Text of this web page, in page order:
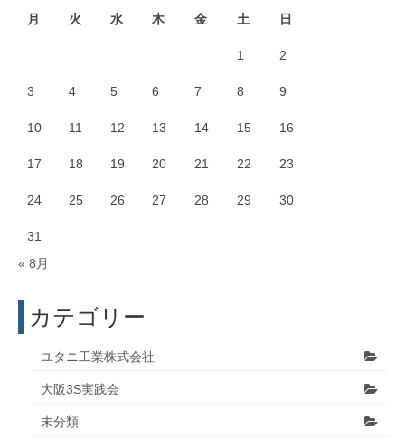
月
火 水 木 金 土 日
1 2
3 4 5 6 7 8 9
10 11 12 13 14 15 16
17 18 19 20 21 22 23
24 25 26 27 28 29 30
31
« 8月
カテゴリー
ユタニ工業株式会社
大阪3S実践会
未分類